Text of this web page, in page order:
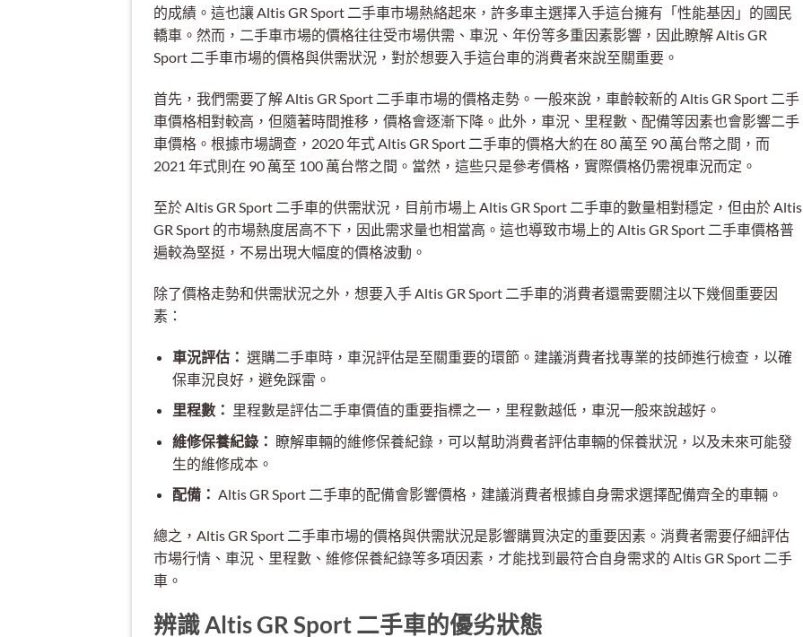
的成績。這也讓 Altis GR Sport 二手車市場熱絡起來，許多車主選擇入手這台擁有「性能基因」的國民
轎車。然而，二手車市場的價格往往受市場供需、車況、年份等多重因素影響，因此瞭解 Altis GR
Sport 二手車市場的價格與供需狀況，對於想要入手這台車的消費者來說至關重要。
首先，我們需要了解 Altis GR Sport 二手車市場的價格走勢。一般來說，車齡較新的 Altis GR Sport 二手
車價格相對較高，但隨著時間推移，價格會逐漸下降。此外，車況、里程數、配備等因素也會影響二手
車價格。根據市場調查，2020 年式 Altis GR Sport 二手車的價格大約在 80 萬至 90 萬台幣之間，而
2021 年式則在 90 萬至 100 萬台幣之間。當然，這些只是參考價格，實際價格仍需視車況而定。
至於 Altis GR Sport 二手車的供需狀況，目前市場上 Altis GR Sport 二手車的數量相對穩定，但由於 Altis
GR Sport 的市場熱度居高不下，因此需求量也相當高。這也導致市場上的 Altis GR Sport 二手車價格普
遍較為堅挺，不易出現大幅度的價格波動。
除了價格走勢和供需狀況之外，想要入手 Altis GR Sport 二手車的消費者還需要關注以下幾個重要因
素：
車況評估： 選購二手車時，車況評估是至關重要的環節。建議消費者找專業的技師進行檢查，以確
保車況良好，避免踩雷。
里程數： 里程數是評估二手車價值的重要指標之一，里程數越低，車況一般來說越好。
維修保養紀錄： 瞭解車輛的維修保養紀錄，可以幫助消費者評估車輛的保養狀況，以及未來可能發
生的維修成本。
配備： Altis GR Sport 二手車的配備會影響價格，建議消費者根據自身需求選擇配備齊全的車輛。
總之，Altis GR Sport 二手車市場的價格與供需狀況是影響購買決定的重要因素。消費者需要仔細評估
市場行情、車況、里程數、維修保養紀錄等多項因素，才能找到最符合自身需求的 Altis GR Sport 二手
車。
辨識 Altis GR Sport 二手車的優劣狀態